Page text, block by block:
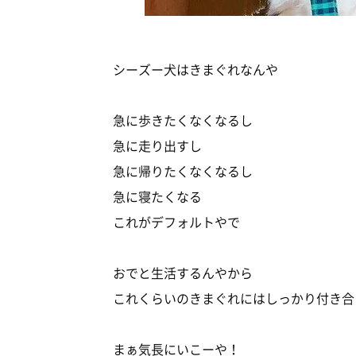
シーズー犬はきまぐれなんや
急に歩きたくなくなるし
急に走り出すし
急に帰りたくなくなるし
急に寝たくなる
これがデフォルトやで
おでと生活するんやから
これくらいのきまぐれにはしっかり付き
まぁ気長にいこーや！